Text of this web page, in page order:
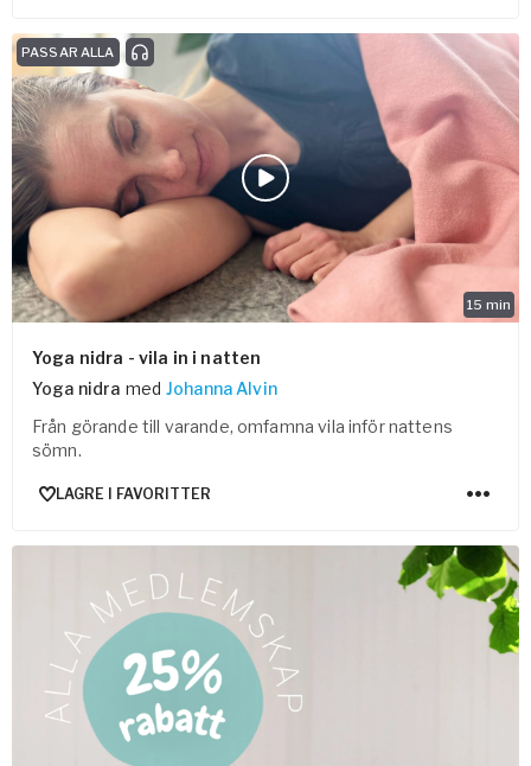
15 min
PASSAR ALLA
Yoga nidra - vila in i natten
Yoga nidra med Johanna Alvin
Från görande till varande, omfamna vila inför nattens
sömn.
LAGRE I FAVORITTER